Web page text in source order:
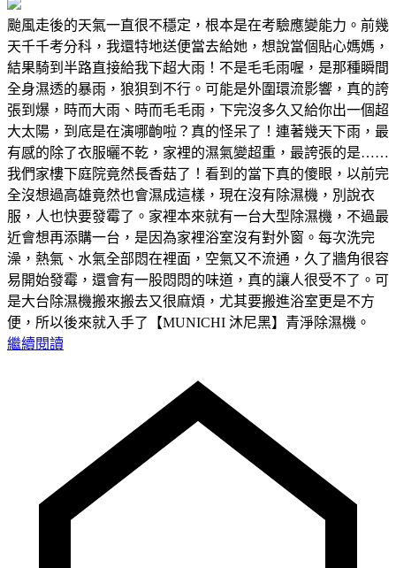
颱風走後的天氣一直很不穩定，根本是在考驗應變能力。前幾
天千千考分科，我還特地送便當去給她，想說當個貼心媽媽，
結果騎到半路直接給我下超大雨！不是毛毛雨喔，是那種瞬間
全身濕透的暴雨，狼狽到不行。可能是外圍環流影響，真的誇
張到爆，時而大雨、時而毛毛雨，下完沒多久又給你出一個超
大太陽，到底是在演哪齣啦？真的怪呆了！連著幾天下雨，最
有感的除了衣服曬不乾，家裡的濕氣變超重，最誇張的是……
我們家樓下庭院竟然長香菇了！看到的當下真的傻眼，以前完
全沒想過高雄竟然也會濕成這樣，現在沒有除濕機，別說衣
服，人也快要發霉了。家裡本來就有一台大型除濕機，不過最
近會想再添購一台，是因為家裡浴室沒有對外窗。每次洗完
澡，熱氣、水氣全部悶在裡面，空氣又不流通，久了牆角很容
易開始發霉，還會有一股悶悶的味道，真的讓人很受不了。可
是大台除濕機搬來搬去又很麻煩，尤其要搬進浴室更是不方
便，所以後來就入手了【MUNICHI 沐尼黑】青淨除濕機。
繼續閱讀